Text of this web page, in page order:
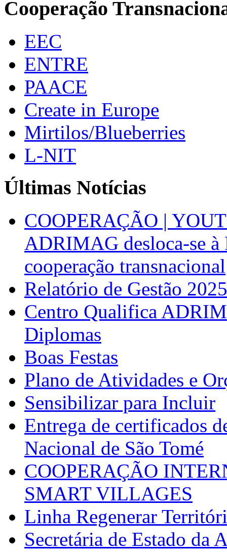
Cooperação
EEC
ENTRE
PAACE
Create in Europe
Mirtilos/Blueberries
L-NIT
Últimas Notícias
COOPERAÇÃO |
ADRIMAG desloca-se
cooperação transnacional
Relatório de Gestão 2025
Centro Qualifica
Diplomas
Boas Festas
Plano de Atividades e
Sensibilizar para Incluir
Entrega de certificados
Nacional de São Tomé
COOPERAÇÃO
SMART VILLAGES
Linha Regenerar
Secretária de Estado da